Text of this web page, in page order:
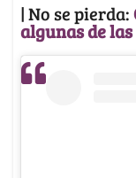
| No se pierda:
algunas de